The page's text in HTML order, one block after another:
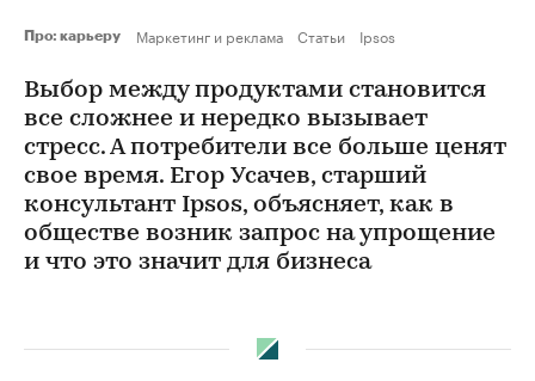
Про: карьеру Маркетинг и реклама Статьи Ipsos
Выбор между продуктами становится
все сложнее и нередко вызывает
стресс. А потребители все больше ценят
свое время. Егор Усачев, старший
консультант Ipsos, объясняет, как в
обществе возник запрос на упрощение
и что это значит для бизнеса